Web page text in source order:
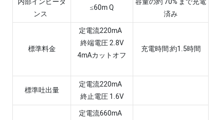
ンス
≤60m Q
済み
標準料金
定電流220mA
終端電圧 2.8V
4mAカットオフ
充電時間:約1.5時間
標準吐出量
定電流220mA
終止電圧 1.6V
定電流660mA